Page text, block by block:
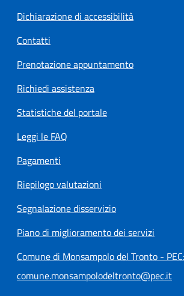
Dichiarazione di accessibilità
Contatti
Prenotazione appuntamento
Richiedi assistenza
Statistiche del portale
Leggi le FAQ
Pagamenti
Riepilogo valutazioni
Segnalazione disservizio
Piano di miglioramento dei servizi
Comune di Monsampolo del Tronto - PEC:
comune.monsampolodeltronto@pec.it